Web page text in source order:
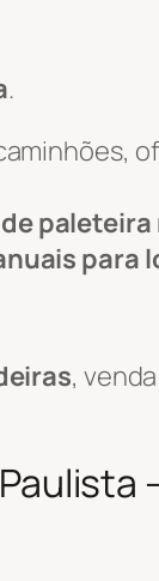
.
paleteira
para
,